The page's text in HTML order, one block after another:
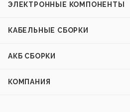
ЭЛЕКТРОННЫЕ КОМПОНЕНТЫ
КАБЕЛЬНЫЕ СБОРКИ
АКБ СБОРКИ
КОМПАНИЯ